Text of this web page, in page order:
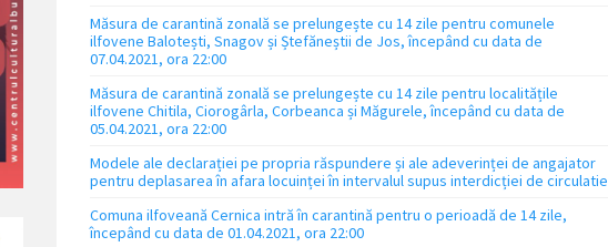
Măsura de carantină zonală se prelungește cu 14 zile pentru comunele
ilfovene Balotești, Snagov și Ștefăneștii de Jos, începând cu data de
07.04.2021, ora 22:00
Măsura de carantină zonală se prelungește cu 14 zile pentru localitățile
ilfovene Chitila, Ciorogârla, Corbeanca și Măgurele, începând cu data de
05.04.2021, ora 22:00
Modele ale declarației pe propria răspundere și ale adeverinței de angajator
pentru deplasarea în afara locuinței în intervalul supus interdicției de circulatie
Comuna ilfoveană Cernica intră în carantină pentru o perioadă de 14 zile,
începând cu data de 01.04.2021, ora 22:00